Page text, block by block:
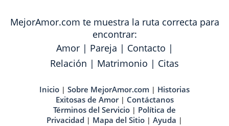
MejorAmor.com te muestra la ruta correcta para
encontrar:
Amor| Pareja | Contacto |
Relación | Matrimonio | Citas
Inicio | Sobre MejorAmor.com | Historias
Exitosas de Amor| Contáctanos
Términos del Servicio | Política de
Privacidad | Mapa del Sitio | Ayuda |